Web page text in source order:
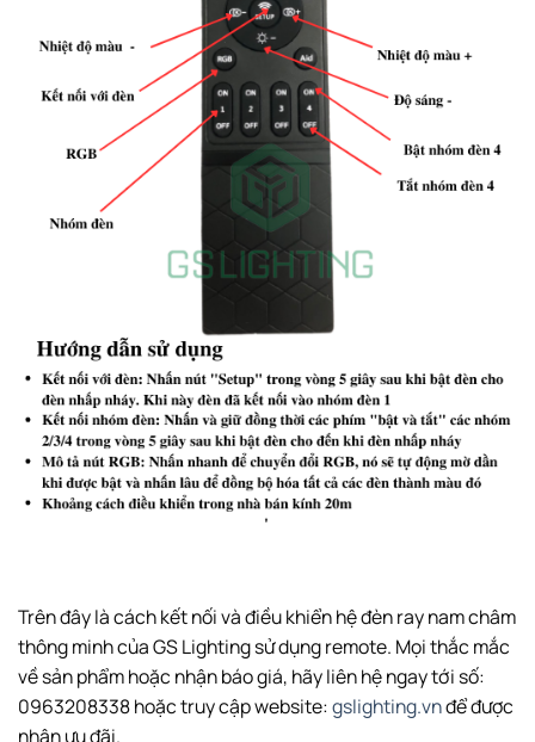
Trên đây là cách kết nối và điều khiển hệ đèn ray nam châm
thông minh của GS Lighting sử dụng remote. Mọi thắc mắc
về sản phẩm hoặc nhận báo giá, hãy liên hệ ngay tới số:
0963208338 hoặc truy cập website:gslighting.vnđể được
nhận ưu đãi.